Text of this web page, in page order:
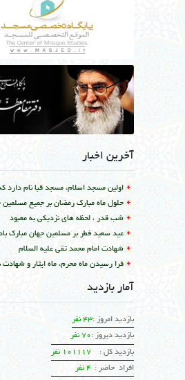
آخرین اخبار
اولین مسجد اسلام، مسجد قبا نام دارد که د
حلول ماه مبارک رمضان بر جمیع مسلمین
شب قدر ، لحظه های نزدیکی به معبود
عید سعید فطر بر مسلمین جهان مبارک باد.
شهادت امام محمد تقي علیه السلام
فرا رسیدن ماه محرم، ماه ایثار و شهادت بر ...
آمار بازدید
بازدید امروز :43 نفر
بازدید دیروز :70 نفر
بازدید کل :
101117 نفر
افراد حاضر : 4 نفر